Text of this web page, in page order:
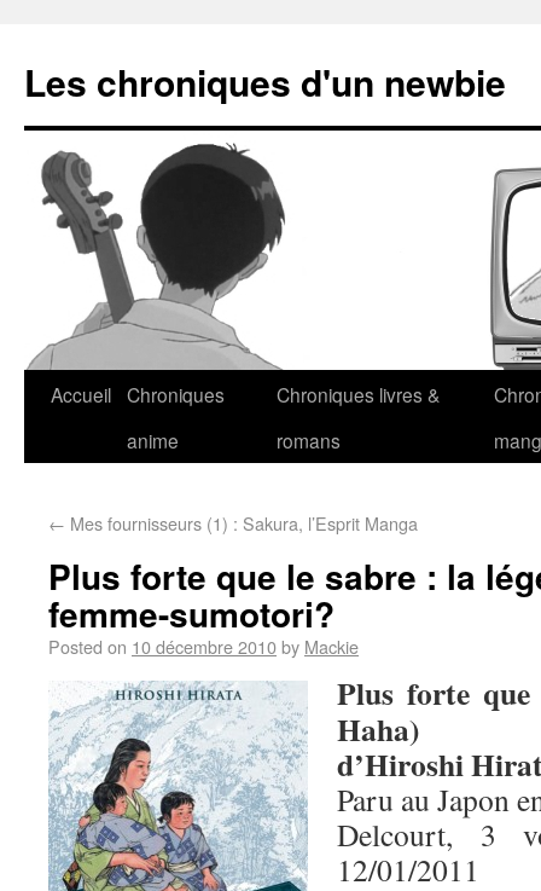
Les chroniques d'un newbie
Accueil Chroniques
anime
Chroniques livres &
romans
← Mes fournisseurs (1) : Sakura, l’Esprit Manga
Plus forte que le sabre : la
femme-sumotori?
Posted on 10 décembre 2010by Mackie
Plus forte
Haha)
d’Hiroshi
Paru au Japon
Delcourt, 3
12/01/2011